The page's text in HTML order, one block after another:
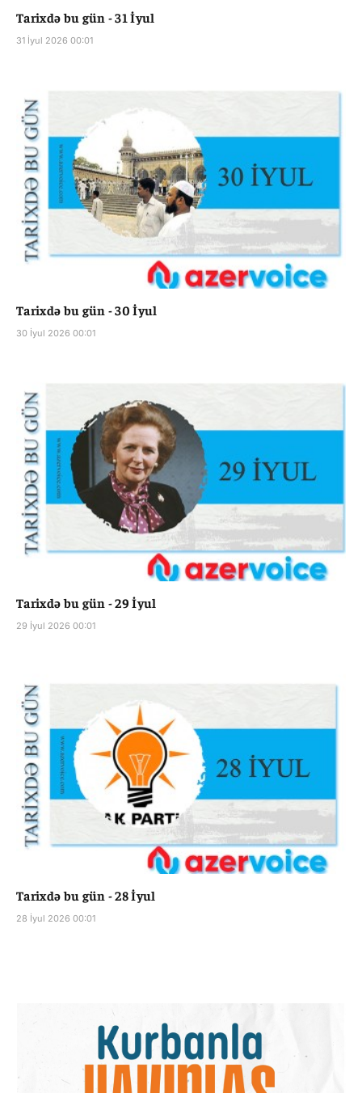
Tarixdə bu gün - 31 İyul
31 İyul 2026 00:01
Tarixdə bu gün - 30 İyul
30 İyul 2026 00:01
Tarixdə bu gün - 29 İyul
29 İyul 2026 00:01
Tarixdə bu gün - 28 İyul
28 İyul 2026 00:01